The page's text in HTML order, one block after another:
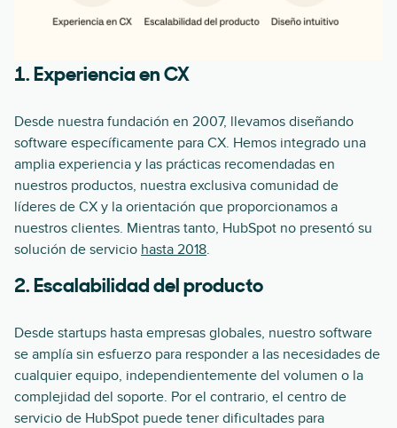
1. Experiencia en CX
Desde nuestra fundación en 2007, llevamos diseñando
software específicamente para CX. Hemos integrado una
amplia experiencia y las prácticas recomendadas en
nuestros productos, nuestra exclusiva comunidad de
líderes de CX y la orientación que proporcionamos a
nuestros clientes. Mientras tanto, HubSpot no presentó su
solución de servicio hasta 2018.
2. Escalabilidad del producto
Desde startups hasta empresas globales, nuestro software
se amplía sin esfuerzo para responder a las necesidades de
cualquier equipo, independientemente del volumen o la
complejidad del soporte. Por el contrario, el centro de
servicio de HubSpot puede tener dificultades para